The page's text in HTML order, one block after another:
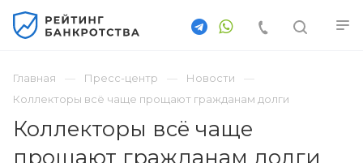
Главная Пресс-центр
Новости
Коллекторы всё чаще прощают гражданам долги
Коллекторы всё чаще
прощают гражданам долги